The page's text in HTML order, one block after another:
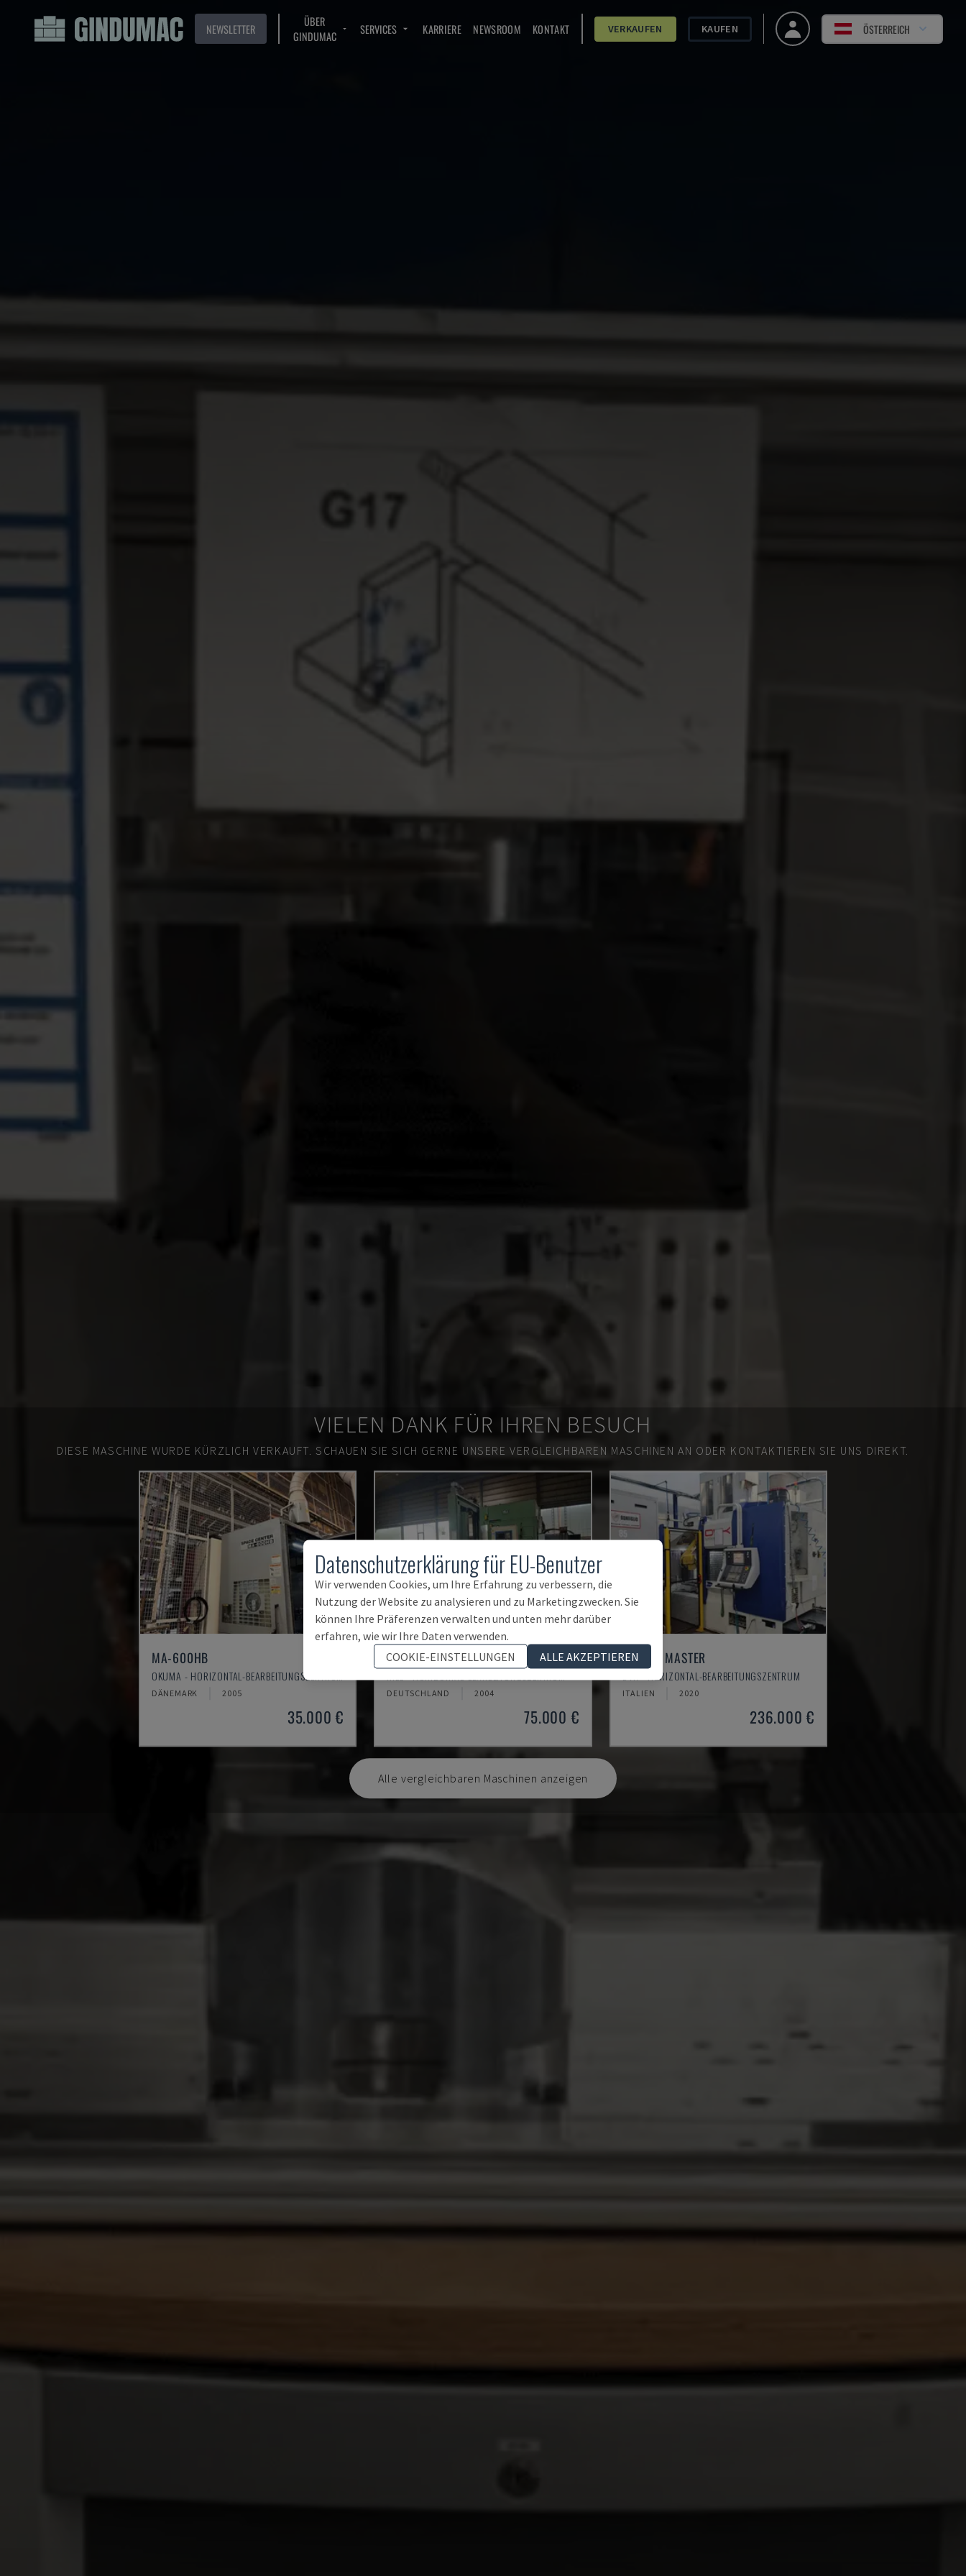
NEWSLETTER
ÜBER
GINDUMAC
SERVICES KARRIERE NEWSROOM KONTAKT VERKAUFEN KAUFEN ÖSTERREICH
VIELEN DANK FÜR IHREN BESUCH
DIESE MASCHINE WURDE KÜRZLICH VERKAUFT. SCHAUEN SIE SICH GERNE UNSERE VERGLEICHBAREN MASCHINEN AN ODER KONTAKTIEREN SIE UNS DIREKT.
MA-600HB
OKUMA - HORIZONTAL-BEARBEITUNGSZENTRUM
DÄNEMARK 2005
35.000 €
IRD 1600 CNC
DEUTSCHLAND 2004
75.000 €
SYSTEM MASTER
DVK - HORIZONTAL-BEARBEITUNGSZENTRUM
ITALIEN 2020
236.000 €
Alle vergleichbaren Maschinen anzeigen
Datenschutzerklärung für EU-Benutzer
Wir verwenden Cookies, um Ihre Erfahrung zu verbessern, die
Nutzung der Website zu analysieren und zu Marketingzwecken. Sie
können Ihre Präferenzen verwalten und unten mehr darüber
erfahren, wie wir Ihre Daten verwenden.
COOKIE-EINSTELLUNGEN
ALLE AKZEPTIEREN